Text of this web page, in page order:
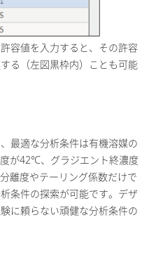
容値を入力すると、その許容
る（左図黒枠内）ことも可能
最適な分析条件は有機溶媒の
が42℃、グラジエント終濃度
離度やテーリング係数だけで
条件の探索が可能です。デザ
に頼らない頑健な分析条件の